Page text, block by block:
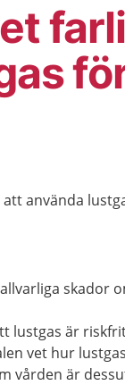
använda
allvarliga skador
lustgas är
vet hur
vården är